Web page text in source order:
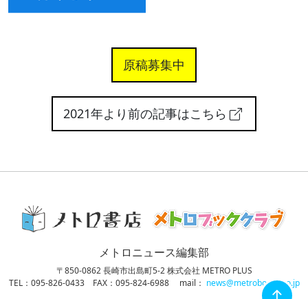
原稿募集中
2021年より前の記事はこちら
メトロニュース編集部
〒850-0862 長崎市出島町5-2 株式会社 METRO PLUS
TEL：095-826-0433 FAX：095-824-6988 mail： news@metrobooks.co.jp